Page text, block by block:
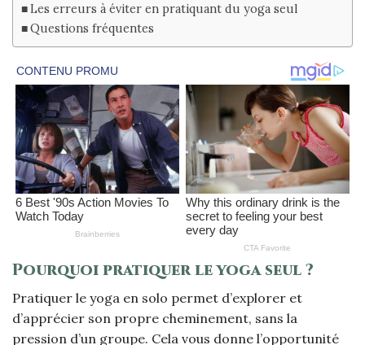
Les erreurs à éviter en pratiquant du yoga seul
Questions fréquentes
Pourquoi pratiquer le yoga seul ?
Pratiquer le yoga en solo permet d’explorer et
d’apprécier son propre cheminement, sans la
pression d’un groupe. Cela vous donne l’opportunité